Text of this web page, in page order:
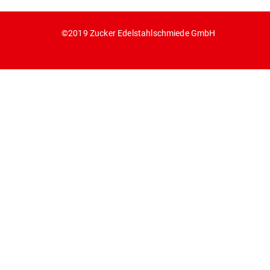
©2019 Zucker Edelstahlschmiede GmbH